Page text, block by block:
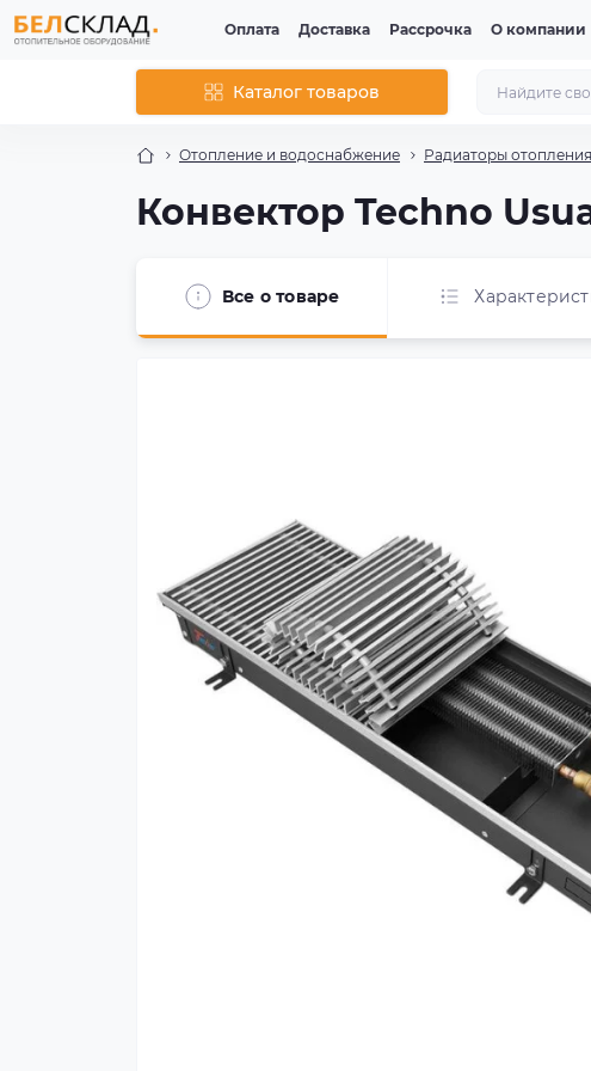
Оплата Доставка Рассрочка О компании
Каталог товаров
Отопление и водоснабжение Радиаторы отопления
Конвектор Techno
Все о товаре